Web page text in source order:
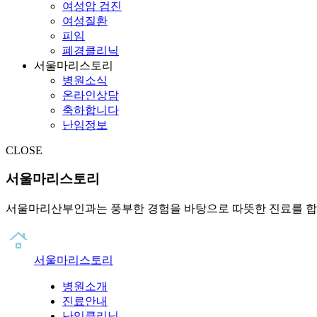
여성암 검진
여성질환
피임
폐경클리닉
서울마리스토리
병원소식
온라인상담
축하합니다
난임정보
CLOSE
서울마리스토리
서울마리산부인과는 풍부한 경험을 바탕으로 따뜻한 진료를
서울마리스토리
병원소개
진료안내